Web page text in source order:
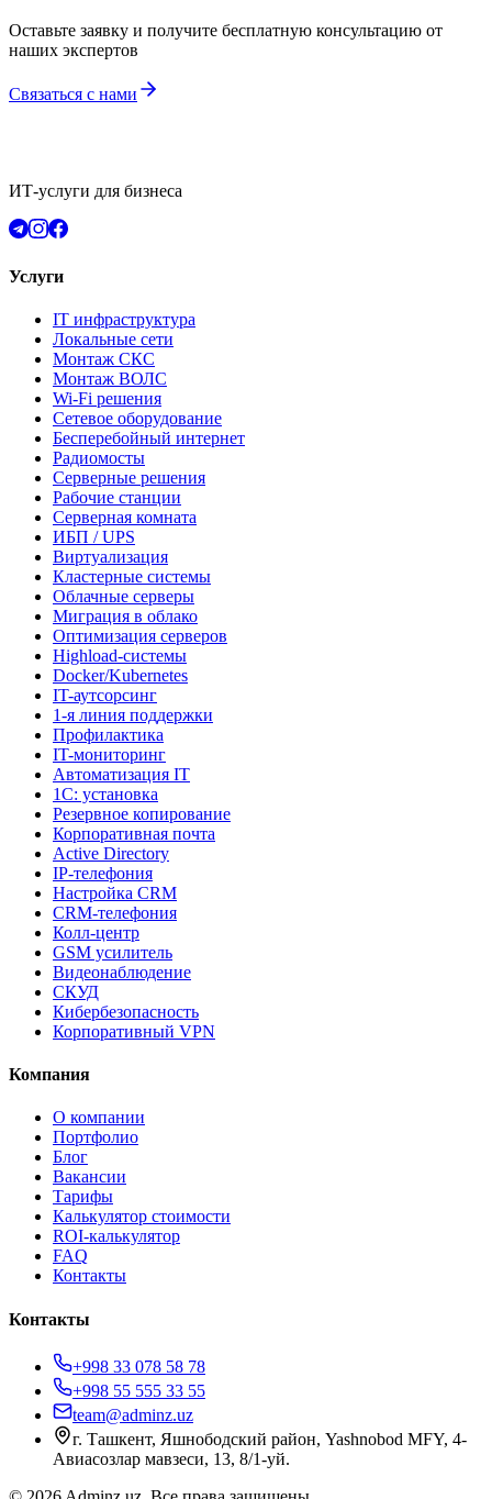
Оставьте заявку и получите бесплатную консультацию от
наших экспертов
Связаться с нами
ИТ-услуги для бизнеса
Услуги
IT инфраструктура
Локальные сети
Монтаж СКС
Монтаж ВОЛС
Wi-Fi решения
Сетевое оборудование
Бесперебойный интернет
Радиомосты
Серверные решения
Рабочие станции
Серверная комната
ИБП / UPS
Виртуализация
Кластерные системы
Облачные серверы
Миграция в облако
Оптимизация серверов
Highload-системы
Docker/Kubernetes
IT-аутсорсинг
1-я линия поддержки
Профилактика
IT-мониторинг
Автоматизация IT
1С: установка
Резервное копирование
Корпоративная почта
Active Directory
IP-телефония
Настройка CRM
CRM-телефония
Колл-центр
GSM усилитель
Видеонаблюдение
СКУД
Кибербезопасность
Корпоративный VPN
Компания
О компании
Портфолио
Блог
Вакансии
Тарифы
Калькулятор стоимости
ROI-калькулятор
FAQ
Контакты
Контакты
+998 33 078 58 78
+998 55 555 33 55
team@adminz.uz
г. Ташкент, Яшнободский район, Yashnobod MFY, 4-
Авиасозлар мавзеси, 13, 8/1-уй.